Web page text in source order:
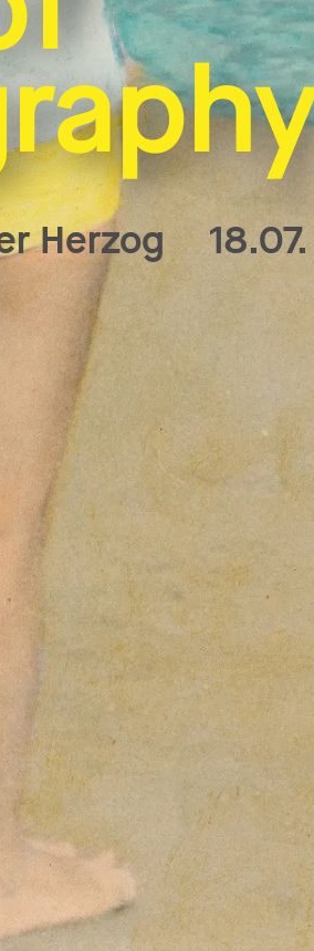
Herzog